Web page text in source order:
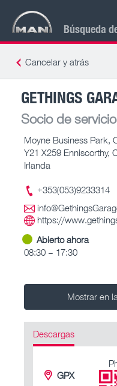
Búsqueda
Cancelar y atrás
GETHINGS
Socio de
Moyne Business Park,
Y21 X259 Enniscorthy,
Irlanda
+353(053)9233314
https://
Abierto ahora
08:30 – 17:30
Mostrar en
Descargas
GPX